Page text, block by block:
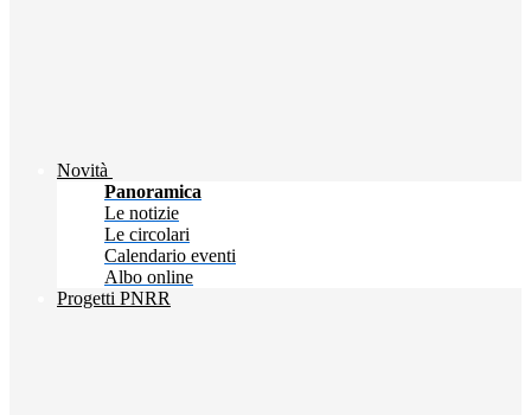
Novità
Panoramica
Le notizie
Le circolari
Calendario eventi
Albo online
Progetti PNRR